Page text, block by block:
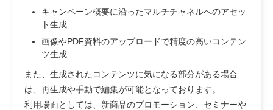
キャンペーン概要に沿ったマルチチャネルへのアセッ
ト生成
画像やPDF資料のアップロードで精度の高いコンテン
ツ生成
また、生成されたコンテンツに気になる部分がある場合
は、再生成や手動で編集が可能となっております。
利用場面としては、新商品のプロモーション、セミナーや